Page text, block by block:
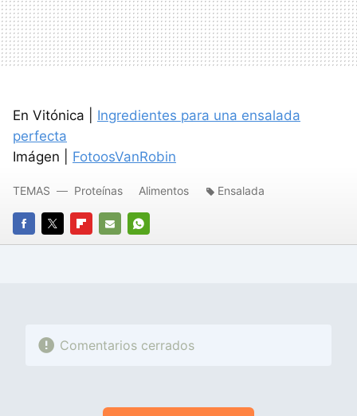
En Vitónica | Ingredientes para una ensalada
perfecta
Imágen | FotoosVanRobin
FACEBOOK
TWITTERFLIPBOARD
E-
WHATSAPP
TEMAS Proteínas Alimentos Ensalada
Comentarios cerrados